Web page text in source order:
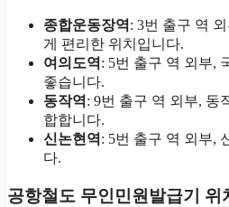
종합운동장역 : 3번 출구 역
게 편리한 위치입니다.
여의도역 : 5번 출구 역 외부,
좋습니다.
동작역 : 9번 출구 역 외부, 동
합합니다.
신논현역 : 5번 출구 역 외부,
다.
공항철도 무인민원발급기 위